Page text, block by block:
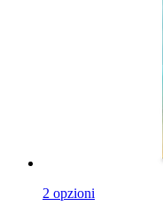
2 opzioni